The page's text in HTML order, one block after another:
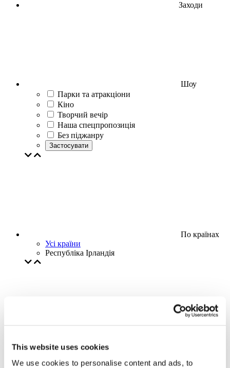
This website uses cookies
We use cookies to personalise content and ads, to
Заходи
Шоу
Парки та атракціони
Кіно
Творчий вечір
Наша спецпропозиція
Без піджанру
Застосувати
По країнах
Усі країни
Республіка Ірландія